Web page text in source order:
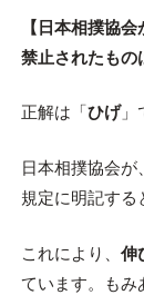
【日本相撲協
禁止されたもの
正解は「 ひげ」
日本相撲協会が
規定に明記する
これにより、 伸
ています。もみ